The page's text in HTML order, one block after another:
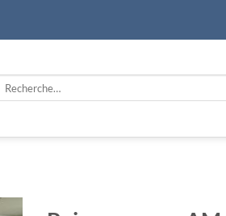
Recherche